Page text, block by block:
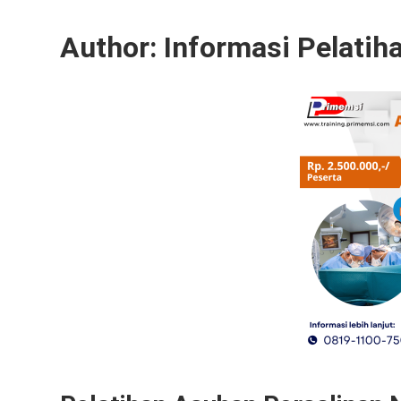
Author: Informasi